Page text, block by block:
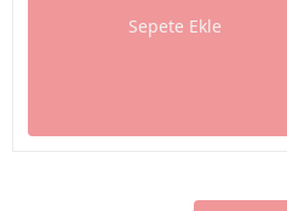
Sepete Ekle